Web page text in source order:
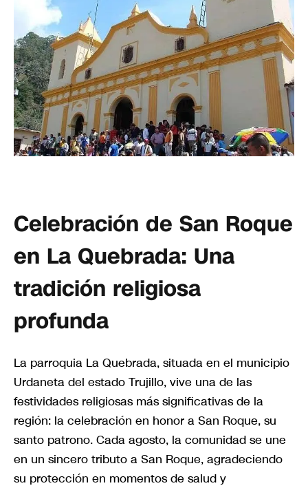
Celebración de San Roque
en La Quebrada: Una
tradición religiosa
profunda
La parroquia La Quebrada, situada en el municipio
Urdaneta del estado Trujillo, vive una de las
festividades religiosas más significativas de la
región: la celebración en honor a San Roque, su
santo patrono. Cada agosto, la comunidad se une
en un sincero tributo a San Roque, agradeciendo
su protección en momentos de salud y